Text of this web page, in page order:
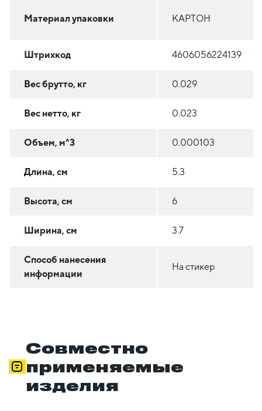
Материал упаковки КАРТОН
Штрихкод 4606056224139
Вес брутто, кг 0.029
Вес нетто, кг 0.023
Объем, м^3 0.000103
Длина, см 5.3
Высота, см 6
Ширина, см 3.7
Способ нанесения
информации
На стикер
Совместно
применяемые
изделия